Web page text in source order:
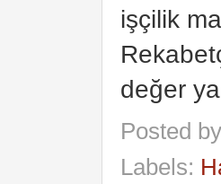
işçilik
değer
Posted
Labels: